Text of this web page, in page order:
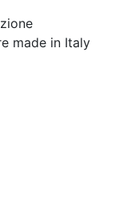
made in Italy